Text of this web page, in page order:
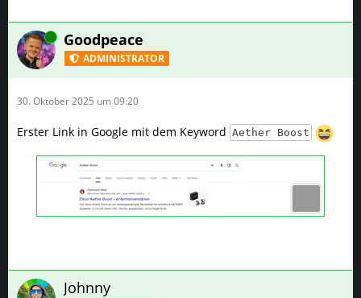
Online Goodpeace
ADMINISTRATOR
30. Oktober 2025 um 09:20
Erster Link in Google mit dem Keyword Aether Boost
Johnny